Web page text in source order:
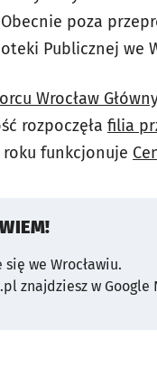
poza
Publicznej we
Wrocław
rozpoczęła filia
roku funkcjonuje
we Wrocławiu.
znajdziesz w Google